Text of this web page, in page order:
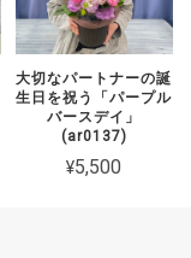
大切なパートナーの誕
生日を祝う「パープル
バースデイ」
(ar0137)
¥5,500